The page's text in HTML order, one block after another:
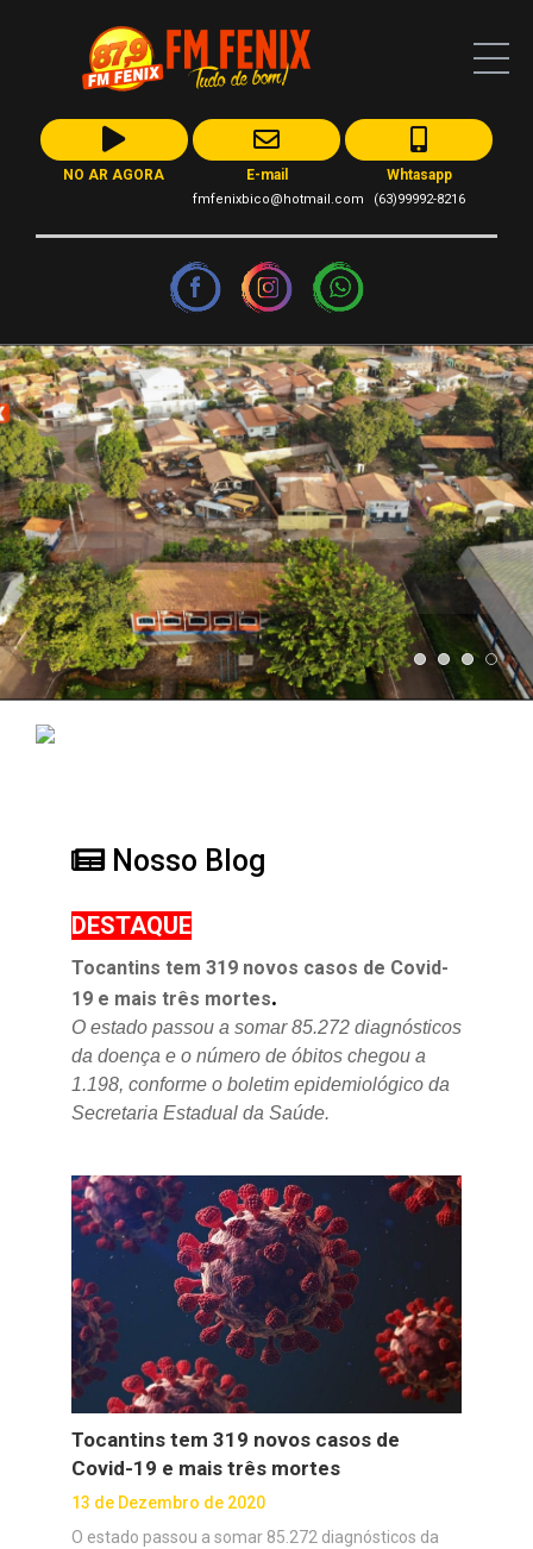
NO AR AGORA E-mail
fmfenixbico@hotmail.com
Whtasapp
(63)99992-8216
Nosso Blog
DESTAQUE
Tocantins tem 319 novos casos de Covid-
19 e mais três mortes.
O estado passou a somar 85.272 diagnósticos
da doença e o número de óbitos chegou a
1.198, conforme o boletim epidemiológico da
Secretaria Estadual da Saúde.
Tocantins tem 319 novos casos de
Covid-19 e mais três mortes
13 de Dezembro de 2020
O estado passou a somar 85.272 diagnósticos da